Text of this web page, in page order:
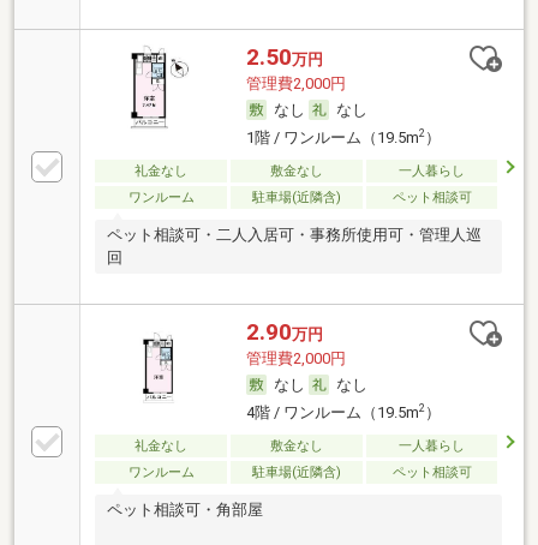
2.50万円
管理費2,000円
なし
なし
1階 / ワンルーム（19.5m2）
礼金なし 敷金なし
一人暮らし
ワンルーム
駐車場(近隣含) ペット相談可
ペット相談可・二人入居可・事務所使用可・管理人巡
回
2.90万円
管理費2,000円
なし
なし
4階 / ワンルーム（19.5m2）
礼金なし 敷金なし
一人暮らし
ワンルーム
駐車場(近隣含) ペット相談可
ペット相談可・角部屋